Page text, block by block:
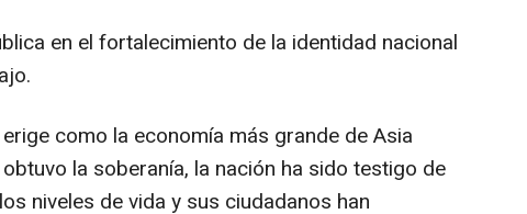
en el fortalecimiento de la identidad nacional
como la economía más grande de Asia
la soberanía, la nación ha sido testigo de
niveles de vida y sus ciudadanos han